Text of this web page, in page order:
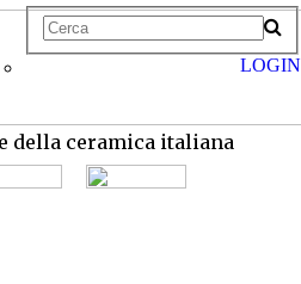
della ceramica italiana
LOGIN